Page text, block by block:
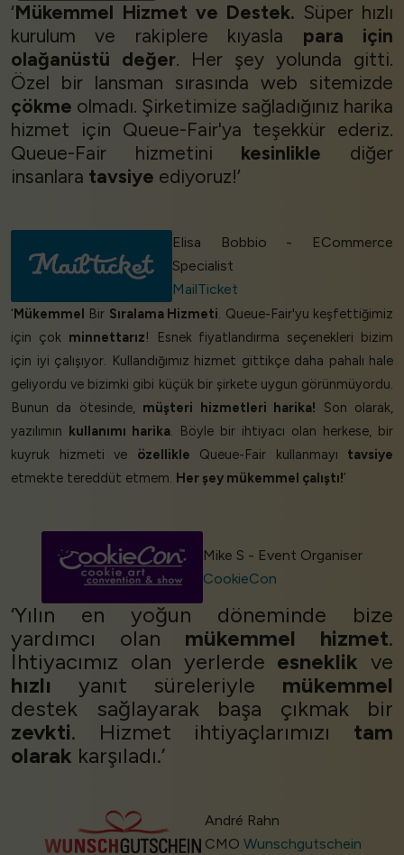
‘Mükemmel Hizmet ve Destek. Süper hızlı
kurulum ve rakiplere kıyasla para için
olağanüstü değer. Her şey yolunda gitti.
Özel bir lansman sırasında web sitemizde
çökme olmadı. Şirketimize sağladığınız harika
hizmet için Queue-Fair'ya teşekkür ederiz.
Queue-Fair hizmetini kesinlikle diğer
insanlara tavsiye ediyoruz!’
Elisa Bobbio - ECommerce
Specialist
MailTicket
‘ Mükemmel Bir Sıralama Hizmeti. Queue-Fair'yu keşfettiğimiz
için çok minnettarız! Esnek fiyatlandırma seçenekleri bizim
için iyi çalışıyor. Kullandığımız hizmet gittikçe daha pahalı hale
geliyordu ve bizimki gibi küçük bir şirkete uygun görünmüyordu.
Bunun da ötesinde, müşteri hizmetleri harika! Son olarak,
yazılımın
kullanımı harika. Böyle bir ihtiyacı olan herkese, bir
kuyruk hizmeti ve özellikle Queue-Fair kullanmayı tavsiye
etmekte tereddüt etmem. Her şey mükemmel çalıştı!’
Mike S - Event Organiser
CookieCon
‘Yılın en yoğun döneminde bize
yardımcı olan mükemmel hizmet.
İhtiyacımız olan yerlerde esneklik ve
hızlı yanıt süreleriyle mükemmel
destek sağlayarak başa çıkmak bir
zevkti. Hizmet ihtiyaçlarımızı tam
olarak karşıladı.’
André Rahn
CMO Wunschgutschein